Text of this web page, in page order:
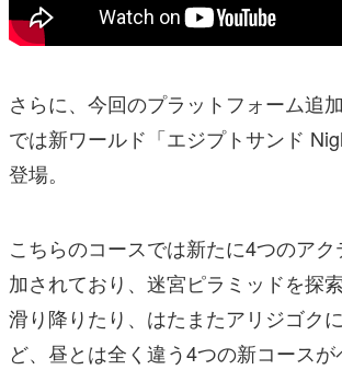
さらに、今回のプラットフォーム追
では新ワールド「エジプトサンド
登場。
こちらのコースでは新たに4つのア
加されており、迷宮ピラミッドを探
滑り降りたり、はたまたアリジゴク
ど、昼とは全く違う4つの新コース